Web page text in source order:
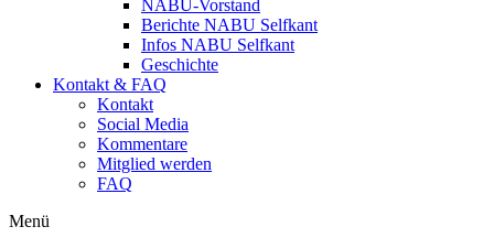
NABU-Vorstand
Berichte NABU Selfkant
Infos NABU Selfkant
Geschichte
Kontakt & FAQ
Kontakt
Social Media
Kommentare
Mitglied werden
FAQ
Menü